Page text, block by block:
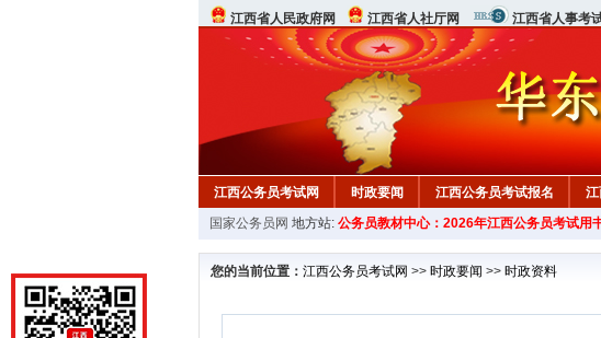
江西省人民政府网 江西省人社厅网 江西省人事考
江西公务员考试网 时政要闻 江西公务员考试报名
行测真题 在线咨询 教材中心
国家公务员网 地方站: 公务员教材中心：2026年江西公务员考试用
您的当前位置： 江西公务员考试网 >> 时政要闻 >> 时政资料